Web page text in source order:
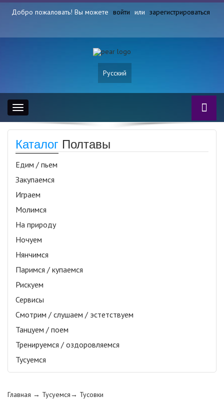
Добро пожаловать! Вы можете войти или зарегистрироваться
Русский
Toggle
navigation
Каталог Полтавы
Едим / пьем
Закупаемся
Играем
Молимся
На природу
Ночуем
Нянчимся
Паримся / купаемся
Рискуем
Сервисы
Смотрим / слушаем / эстетствуем
Танцуем / поем
Тренируемся / оздоровляемся
Тусуемся
Главная → Тусуемся→ Тусовки